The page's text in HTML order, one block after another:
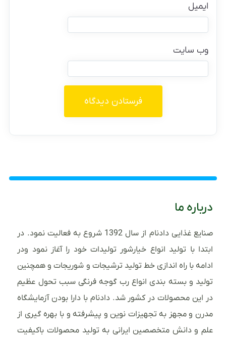
ایمیل
وب‌ سایت
درباره ما
صنایع غذایی دادنام از سال 1392 شروع به فعالیت نمود. در
ابتدا با تولید انواع خیارشور تولیدات خود را آغاز نمود ودر
ادامه با راه اندازی خط تولید ترشیجات و شوریجات و همچنین
تولید و بسته بندی انواع رب گوجه فرنگی سبب تحول عظیم
در این محصولات در کشور شد. دادنام با دارا بودن آزمایشگاه
مدرن و مجهز به تجهیزات نوین و پیشرفته و با بهره گیری از
علم و دانش متخصصین ایرانی به تولید محصولات باکیفیت